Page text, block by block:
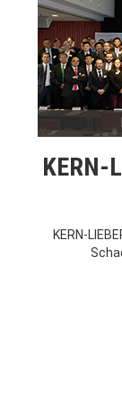
KERN-
KERN-